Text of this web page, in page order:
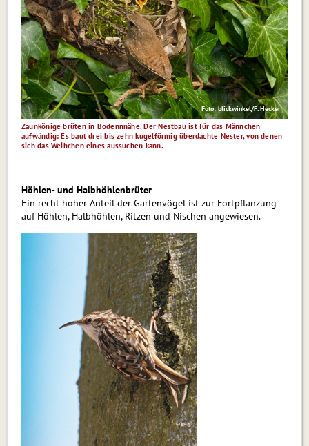
Foto: blickwinkel/F. Hecker
Zaunkönige brüten in Bodennnähe. Der Nestbau ist für das Männchen
aufwändig: Es baut drei bis zehn kugelförmig überdachte Nester, von denen
sich das Weibchen eines aussuchen kann.
Höhlen- und Halbhöhlenbrüter
Ein recht hoher Anteil der Gartenvögel ist zur Fortpflanzung
auf Höhlen, Halbhöhlen, Ritzen und Nischen angewiesen.